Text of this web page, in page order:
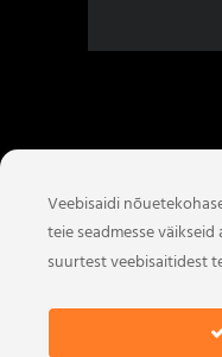
Veebisaidi
teie seadmesse
suurtest veebisaitidest